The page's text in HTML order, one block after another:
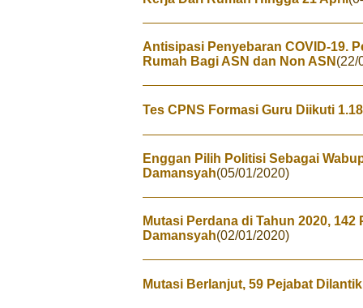
Antisipasi Penyebaran COVID-19.
Rumah Bagi ASN dan Non ASN (22/
Tes CPNS Formasi Guru Diikuti
Enggan Pilih Politisi Sebagai
Damansyah(05/01/2020)
Mutasi Perdana di Tahun 2020,
Damansyah(02/01/2020)
Mutasi Berlanjut, 59 Pejabat